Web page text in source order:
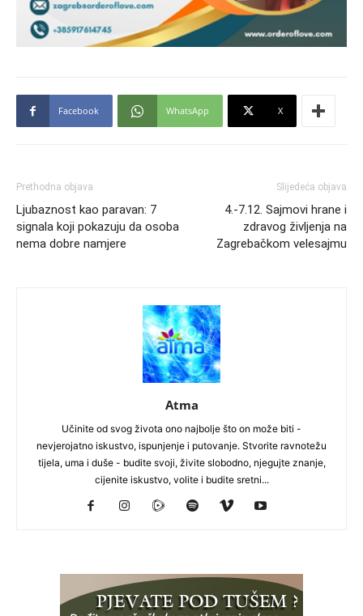
Facebook WhatsApp X
Prethodna objava
Ljubaznost kao paravan: 7
signala koji pokazuju da osoba
nema dobre namjere
Slijedeća objava
4.-7.12. Sajmovi hrane i
zdravog življenja na
Zagrebačkom velesajmu
Atma
Učinite od svog života ono najbolje što on može biti -
nevjerojatno iskustvo, ispunjenje i putovanje. Stvorite ravnotežu
tijela, uma i duše - budite svoji, živite slobodno, njegujte znanje,
cijenite iskustvo, volite i budite sretni...